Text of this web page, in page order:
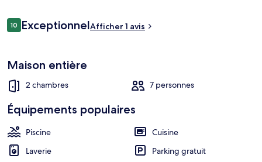
Avis
voyageurs
1010 sur 10
ExceptionnelAfficher 1 avis
Maison entière
2 chambres 7 personnes
Équipements populaires
Piscine
Cuisine
Laverie
Parking gratuit